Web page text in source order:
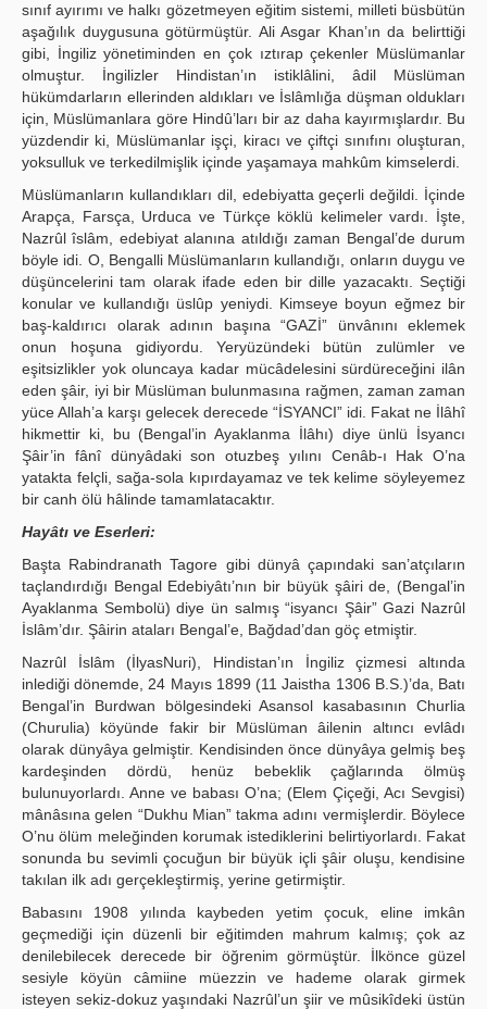
sınıf ayırımı ve halkı gözetmeyen eğitim sistemi, milleti büsbütün
aşağılık duygusuna götürmüştür. Ali Asgar Khan’ın da belirttiği
gibi, İngiliz yönetiminden en çok ıztırap çekenler Müslümanlar
olmuştur. İngilizler Hindistan’ın istiklâlini, âdil Müslüman
hükümdarların ellerinden aldıkları ve İslâmlığa düşman oldukları
için, Müslümanlara göre Hindû’ları bir az daha kayırmışlardır. Bu
yüzdendir ki, Müslümanlar işçi, kiracı ve çiftçi sınıfını oluşturan,
yoksulluk ve terkedilmişlik içinde yaşamaya mahkûm kimselerdi.
Müslümanların kullandıkları dil, edebiyatta geçerli değildi. İçinde
Arapça, Farsça, Urduca ve Türkçe köklü kelimeler vardı. İşte,
Nazrûl îslâm, edebiyat alanına atıldığı zaman Bengal’de durum
böyle idi. O, Bengalli Müslümanların kullandığı, onların duygu ve
düşüncelerini tam olarak ifade eden bir dille yazacaktı. Seçtiği
konular ve kullandığı üslûp yeniydi. Kimseye boyun eğmez bir
baş-kaldırıcı olarak adının başına “GAZİ” ünvânını eklemek
onun hoşuna gidiyordu. Yeryüzündeki bütün zulümler ve
eşitsizlikler yok oluncaya kadar mücâdelesini sürdüreceğini ilân
eden şâir, iyi bir Müslüman bulunmasına rağmen, zaman zaman
yüce Allah’a karşı gelecek derecede “İSYANCI” idi. Fakat ne İlâhî
hikmettir ki, bu (Bengal’in Ayaklanma İlâhı) diye ünlü İsyancı
Şâir’in fânî dünyâdaki son otuzbeş yılını Cenâb-ı Hak O’na
yatakta felçli, sağa-sola kıpırdayamaz ve tek kelime söyleyemez
bir canh ölü hâlinde tamamlatacaktır.
Hayâtı ve Eserleri:
Başta Rabindranath Tagore gibi dünyâ çapındaki san’atçıların
taçlandırdığı Bengal Edebiyâtı’nın bir büyük şâiri de, (Bengal’in
Ayaklanma Sembolü) diye ün salmış “isyancı Şâir” Gazi Nazrûl
İslâm’dır. Şâirin ataları Bengal’e, Bağdad’dan göç etmiştir.
Nazrûl İslâm (İlyasNuri), Hindistan’ın İngiliz çizmesi altında
inlediği dönemde, 24 Mayıs 1899 (11 Jaistha 1306 B.S.)’da, Batı
Bengal’in Burdwan bölgesindeki Asansol kasabasının Churlia
(Churulia) köyünde fakir bir Müslüman âilenin altıncı evlâdı
olarak dünyâya gelmiştir. Kendisinden önce dünyâya gelmiş beş
kardeşinden dördü, henüz bebeklik çağlarında ölmüş
bulunuyorlardı. Anne ve babası O’na; (Elem Çiçeği, Acı Sevgisi)
mânâsına gelen “Dukhu Mian” takma adını vermişlerdir. Böylece
O’nu ölüm meleğinden korumak istediklerini belirtiyorlardı. Fakat
sonunda bu sevimli çocuğun bir büyük içli şâir oluşu, kendisine
takılan ilk adı gerçekleştirmiş, yerine getirmiştir.
Babasını 1908 yılında kaybeden yetim çocuk, eline imkân
geçmediği için düzenli bir eğitimden mahrum kalmış; çok az
denilebilecek derecede bir öğrenim görmüştür. İlkönce güzel
sesiyle köyün câmiine müezzin ve hademe olarak girmek
isteyen sekiz-dokuz yaşındaki Nazrûl’un şiir ve mûsikîdeki üstün